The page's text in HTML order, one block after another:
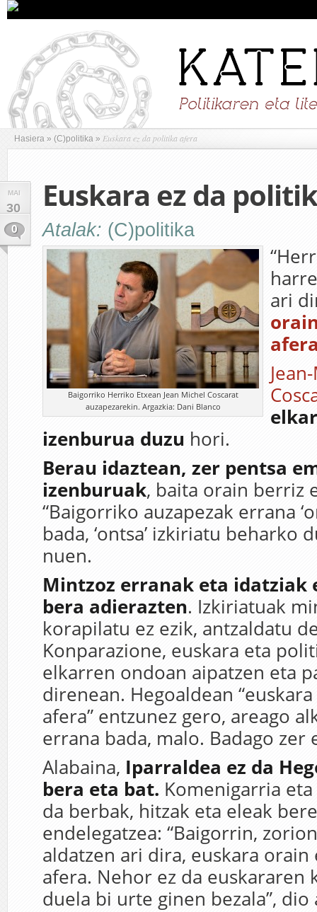
Hasiera » (C)politika » Euskara ez da politika afera
MAI
30
0
Euskara ez da
Atalak: (C)politika
Baigorriko Herriko Etxean Jean Michel Coscarat
auzapezarekin. Argazkia: Dani Blanco
ari
izenburua duzu hori.
Berau idaztean, zer pentsa
izenburuak, baita orain berriz
“Baigorriko auzapezak errana
bada, ‘ontsa’ izkiriatu beharko
nuen.
Mintzoz erranak eta idatziak
bera adierazten. Izkiriatuak
korapilatu ez ezik, antzaldatu
Konparazione, euskara eta
elkarren ondoan aipatzen eta
direnean. Hegoaldean
afera” entzunez gero, areago
errana bada, malo. Badago zer
Alabaina, Iparraldea ez da
bera eta bat. Komenigarria
da berbak, hitzak eta eleak
endelegatzea: “Baigorrin,
aldatzen ari dira, euskara orain
afera. Nehor ez da euskararen
duela bi urte ginen bezala”, dio